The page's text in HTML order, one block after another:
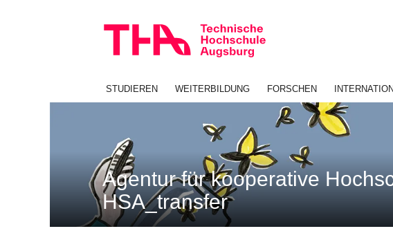
überspringen
Agentur für kooperative
HSA_transfer
STUDIEREN WEITERBILDUNG FORSCHEN